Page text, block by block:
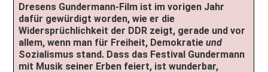
Dresens Gundermann-Film ist im vorigen Jahr
dafür gewürdigt worden, wie er die
Widersprüchlichkeit der DDR zeigt, gerade und vor
allem, wenn man für Freiheit, Demokratieund
Sozialismus stand. Dass das Festival Gundermann
mit Musik seiner Erben feiert, ist wunderbar,